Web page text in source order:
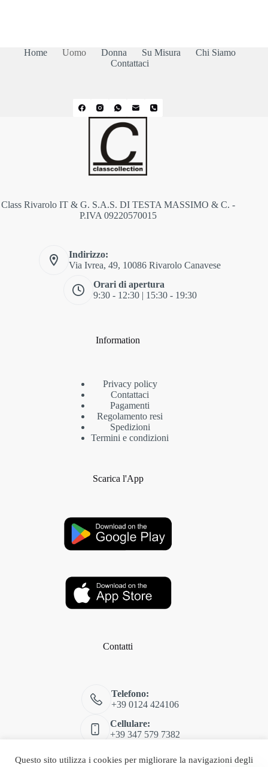
Home Uomo Donna Su Misura
Chi Siamo
Contattaci
Class Rivarolo IT & G. S.A.S. DI TESTA MASSIMO & C. -
P.IVA 09220570015
Indirizzo:
Via Ivrea, 49, 10086 Rivarolo Canavese
Orari di apertura
9:30 - 12:30 | 15:30 - 19:30
Information
Privacy policy
Contattaci
Pagamenti
Regolamento resi
Spedizioni
Termini e condizioni
Scarica l'App
Contatti
Telefono:
+39 0124 424106
Cellulare:
+39 347 579 7382
shop@classitalia.it
Questo sito utilizza i cookies per migliorare la navigazioni degli